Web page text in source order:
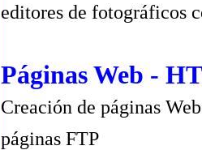
editores de fotográficos
Páginas Web -
Creación de páginas
páginas FTP